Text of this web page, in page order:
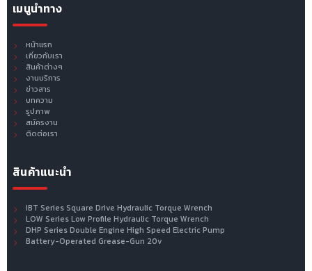
เมนูนำทาง
หน้าแรก
เกี่ยวกับเรา
สินค้าต่างๆ
งานบริการ
ข่าวสาร
บทความ
รูปภาพ
สมัครงาน
ติดต่อเรา
สินค้าแนะนำ
IBT Series Square Drive Hydraulic Torque Wrench
LOW Series Low Profile Hydraulic Torque Wrench
DHP Series Double Engine High Speed Electric Pump
Battery-Operated Grease-Gun 20v